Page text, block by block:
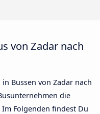
von Zadar nach
Bussen von Zadar nach
die
Im Folgenden findest Du